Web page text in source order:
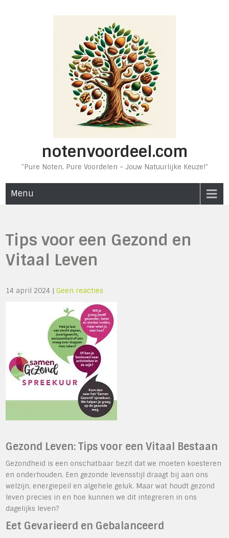
notenvoordeel.com
"Pure Noten, Pure Voordelen – Jouw Natuurlijke Keuze!"
Menu
Tips voor een Gezond en
Vitaal Leven
14 april 2024 |Geen reacties
Gezond Leven: Tips voor een Vitaal Bestaan
Gezondheid is een onschatbaar bezit dat we moeten koesteren
en onderhouden. Een gezonde levensstijl draagt bij aan ons
welzijn, energiepeil en algehele geluk. Maar wat houdt gezond
leven precies in en hoe kunnen we dit integreren in ons
dagelijks leven?
Eet Gevarieerd en Gebalanceerd